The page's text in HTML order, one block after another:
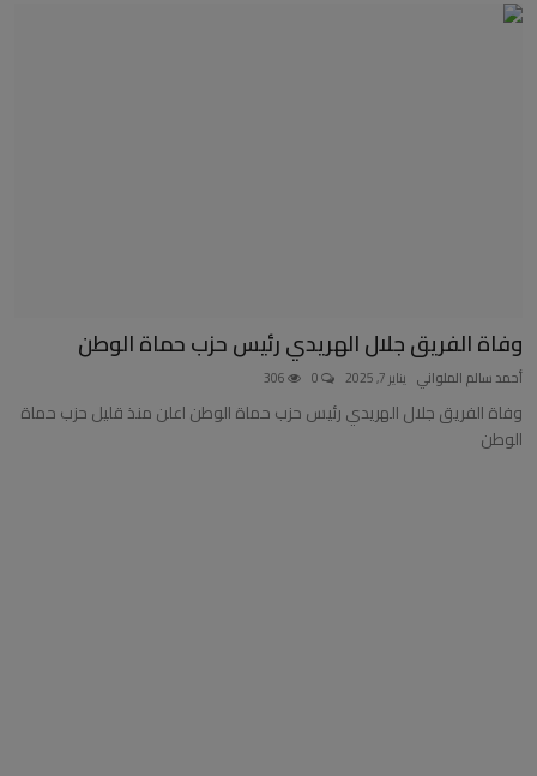
وفاة الفريق جلال الهريدي رئيس حزب حماة الوطن
أحمد سالم الملواني يناير 7, 2025
وفاة الفريق جلال الهريدي رئيس حزب حماة الوطن اعلن منذ قليل حزب حماة
الوطن